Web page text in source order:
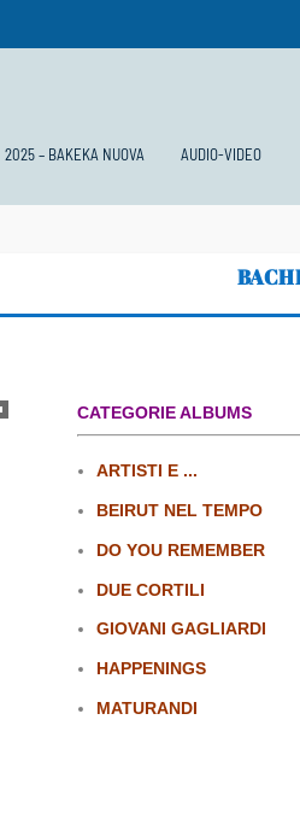
2025 – BAKEKA NUOVA AUDIO-VIDEO
CATEGORIE ALBUMS
ARTISTI E ...
BEIRUT NEL TEMPO
DO YOU REMEMBER
DUE CORTILI
GIOVANI GAGLIARDI
HAPPENINGS
MATURANDI